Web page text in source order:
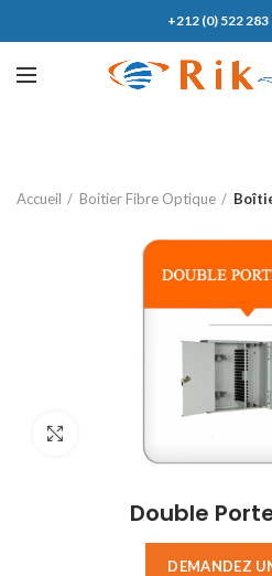
+212 (0) 522
Accueil Boitier Fibre Optique
Double
DEMANDEZ